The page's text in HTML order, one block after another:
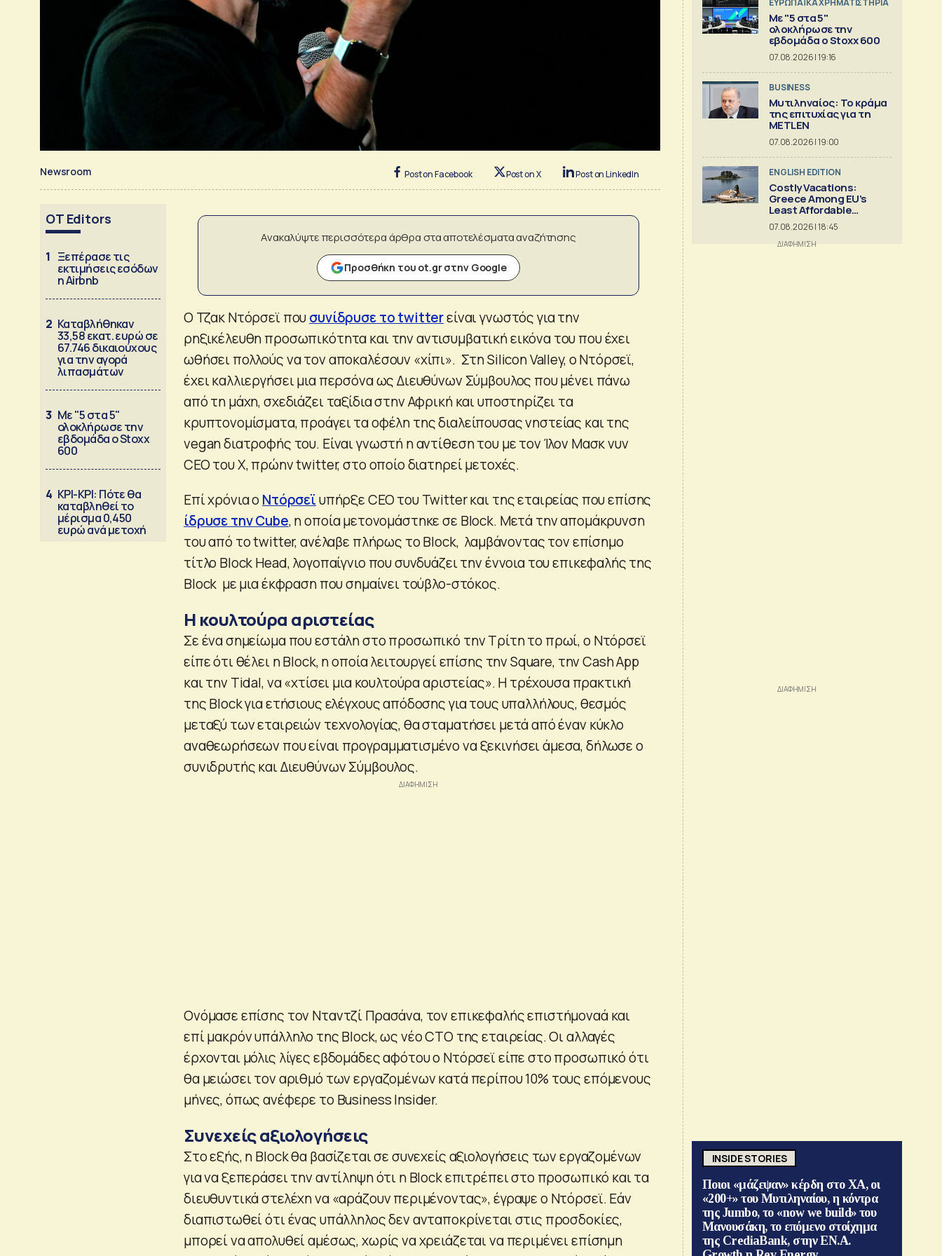
Newsroom Post on Facebook Post on X Post on LinkedIn
OT Editors
1 Ξεπέρασε τις
εκτιμήσεις εσόδων
η Airbnb
2 Καταβλήθηκαν
33,58 εκατ. ευρώ σε
67.746 δικαιούχους
για την αγορά
λιπασμάτων
3 Με "5 στα 5"
ολοκλήρωσε την
εβδομάδα ο Stoxx
600
4 ΚΡΙ-ΚΡΙ: Πότε θα
καταβληθεί το
μέρισμα 0,450
ευρώ ανά μετοχή
Ανακαλύψτε περισσότερα άρθρα στα αποτελέσματα αναζήτησης
Προσθήκη του ot.gr στην Google
Ο Τζακ Ντόρσεϊ πουσυνίδρυσε το twitterείναι γνωστός για την
ρηξικέλευθη προσωπικότητα και την αντισυμβατική εικόνα του που έχει
ωθήσει πολλούς να τον αποκαλέσουν «χίπι». Στη Silicon Valley, ο Ντόρσεϊ,
έχει καλλιεργήσει μια περσόνα ως Διευθύνων Σύμβουλος που μένει πάνω
από τη μάχη, σχεδιάζει ταξίδια στην Αφρική και υποστηρίζει τα
κρυπτονομίσματα, προάγει τα οφέλη της διαλείπουσας νηστείας και της
vegan διατροφής του. Είναι γνωστή η αντίθεση του με τον Ίλον Μασκ νυν
CEO του Χ, πρώην twitter, στο οποίο διατηρεί μετοχές.
Επί χρόνια οΝτόρσεϊυπήρξε CEO του Twitter και της εταιρείας που επίσης
ίδρυσε την Cube, η οποία μετονομάστηκε σε Block. Μετά την απομάκρυνση
του από το twitter, ανέλαβε πλήρως το Block, λαμβάνοντας τον επίσημο
τίτλο Block Head, λογοπαίγνιο που συνδυάζει την έννοια του επικεφαλής της
Block με μια έκφραση που σημαίνει τούβλο-στόκος.
Η κουλτούρα αριστείας
Σε ένα σημείωμα που εστάλη στο προσωπικό την Τρίτη το πρωί, ο Ντόρσεϊ
είπε ότι θέλει η Block, η οποία λειτουργεί επίσης την Square, την Cash App
και την Tidal, να «χτίσει μια κουλτούρα αριστείας». Η τρέχουσα πρακτική
της Block για ετήσιους ελέγχους απόδοσης για τους υπαλλήλους, θεσμός
μεταξύ των εταιρειών τεχνολογίας, θα σταματήσει μετά από έναν κύκλο
αναθεωρήσεων που είναι προγραμματισμένο να ξεκινήσει άμεσα, δήλωσε ο
συνιδρυτής και Διευθύνων Σύμβουλος.
Ονόμασε επίσης τον Νταντζί Πρασάνα, τον επικεφαλής επιστήμοναά και
επί μακρόν υπάλληλο της Block, ως νέο CTO της εταιρείας. Οι αλλαγές
έρχονται μόλις λίγες εβδομάδες αφότου ο Ντόρσεϊ είπε στο προσωπικό ότι
θα μειώσει τον αριθμό των εργαζομένων κατά περίπου 10% τους επόμενους
μήνες, όπως ανέφερε το Business Insider.
Συνεχείς αξιολογήσεις
Στο εξής, η Block θα βασίζεται σε συνεχείς αξιολογήσεις των εργαζομένων
για να ξεπεράσει την αντίληψη ότι η Block επιτρέπει στο προσωπικό και τα
διευθυντικά στελέχη να «αράζουν περιμένοντας», έγραψε ο Ντόρσεϊ. Εάν
διαπιστωθεί ότι ένας υπάλληλος δεν ανταποκρίνεται στις προσδοκίες,
μπορεί να απολυθεί αμέσως, χωρίς να χρειάζεται να περιμένει επίσημη
ΕΥΡΩΠΑΪΚΑ ΧΡΗΜΑΤΙΣΤΗΡΙΑ
Με "5 στα 5"
ολοκλήρωσε την
εβδομάδα ο Stoxx 600
07.08.2026 | 19:16
BUSINESS
Μυτιληναίος: Το κράμα
της επιτυχίας για τη
METLEN
07.08.2026 | 19:00
ENGLISH EDITION
Costly Vacations:
Greece Among EU’s
Least Affordable
Countries
07.08.2026 | 18:45
INSIDE STORIES
Ποιοι «μάζεψαν» κέρδη στο ΧΑ, οι
«200+» του Μυτιληναίου, η κόντρα
της Jumbo, το «now we build» του
Μανουσάκη, το επόμενο στοίχημα
της CrediaBank, στην ΕΝ.Α.